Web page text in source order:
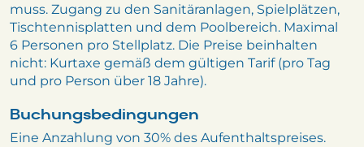
muss. Zugang zu den Sanitäranlagen, Spielplätzen,
Tischtennisplatten und dem Poolbereich. Maximal
6 Personen pro Stellplatz. Die Preise beinhalten
nicht: Kurtaxe gemäß dem gültigen Tarif (pro Tag
und pro Person über 18 Jahre).
Buchungsbedingungen
Eine Anzahlung von 30% des Aufenthaltspreises.